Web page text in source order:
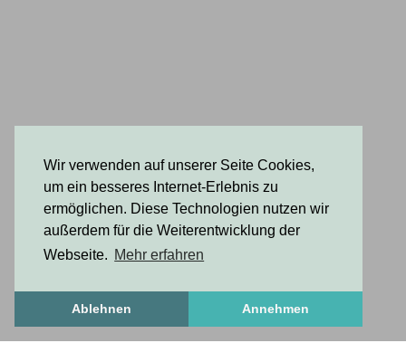
Wir verwenden auf unserer Seite Cookies,
um ein besseres Internet-Erlebnis zu
ermöglichen. Diese Technologien nutzen wir
außerdem für die Weiterentwicklung der
Webseite. Mehr erfahren
Ablehnen Annehmen